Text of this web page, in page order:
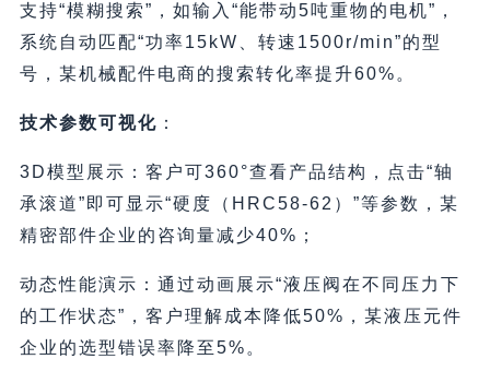
支持“模糊搜索”，如输入“能带动5吨重物的电机”，
系统自动匹配“功率15kW、转速1500r/min”的型
号，某机械配件电商的搜索转化率提升60%。
技术参数可视化 ：
3D模型展示：客户可360°查看产品结构，点击“轴
承滚道”即可显示“硬度（HRC58-62）”等参数，某
精密部件企业的咨询量减少40%；
动态性能演示：通过动画展示“液压阀在不同压力下
的工作状态”，客户理解成本降低50%，某液压元件
企业的选型错误率降至5%。